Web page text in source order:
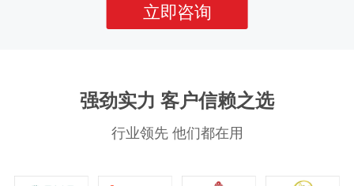
立即咨询
强劲实力 客户信赖之选
行业领先 他们都在用